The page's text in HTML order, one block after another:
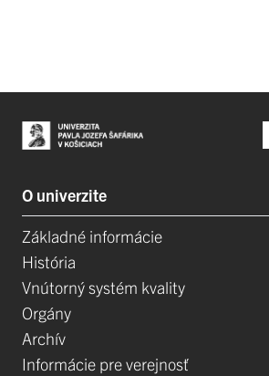
O univerzite
Základné informácie
História
Vnútorný systém kvality
Orgány
Archív
Informácie pre verejnosť